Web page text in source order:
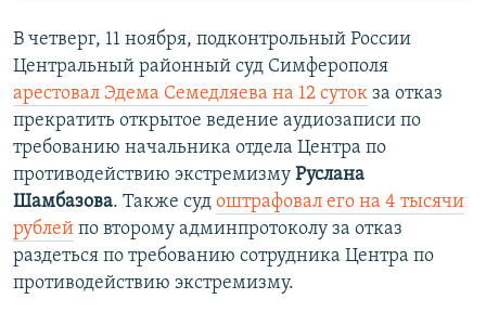
В четверг, 11 ноября, подконтрольный России
Центральный районный суд Симферополя
арестовал Эдема Семедляева на 12 суток за отказ
прекратить открытое ведение аудиозаписи по
требованию начальника отдела Центра по
противодействию экстремизму Руслана
Шамбазова. Также суд оштрафовал его на 4 тысячи
рублей по второму админпротоколу за отказ
раздеться по требованию сотрудника Центра по
противодействию экстремизму.